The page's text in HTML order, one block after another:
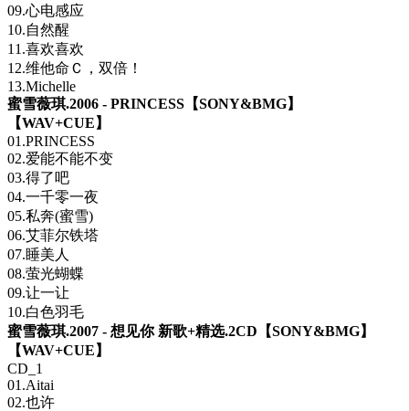
09.心电感应
10.自然醒
11.喜欢喜欢
12.维他命Ｃ，双倍！
13.Michelle
蜜雪薇琪.2006 - PRINCESS【SONY&BMG】
【WAV+CUE】
01.PRINCESS
02.爱能不能不变
03.得了吧
04.一千零一夜
05.私奔(蜜雪)
06.艾菲尔铁塔
07.睡美人
08.萤光蝴蝶
09.让一让
10.白色羽毛
蜜雪薇琪.2007 - 想见你 新歌+精选.2CD【SONY&BMG】
【WAV+CUE】
CD_1
01.Aitai
02.也许